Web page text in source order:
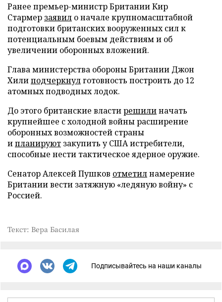
Ранее премьер-министр Британии Кир
Стармер заявил о начале крупномасштабной
подготовки британских вооруженных сил к
потенциальным боевым действиям и об
увеличении оборонных вложений.
Глава министерства обороны Британии Джон
Хилиподчеркнулготовность построить до 12
атомных подводных лодок.
До этого британские властирешилиначать
крупнейшее с холодной войны расширение
оборонных возможностей страны
ипланируют закупить у США истребители,
способные нести тактическое ядерное оружие.
Сенатор Алексей Пушков отметилнамерение
Британии вести затяжную «ледяную войну» с
Россией.
Текст: Вера Басилая
Подписывайтесь на наши каналы